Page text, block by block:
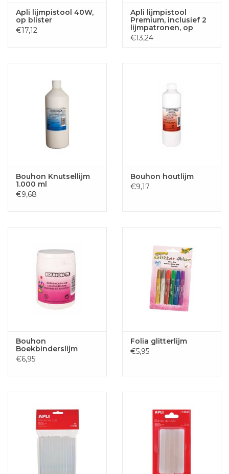
Apli lijmpistool 40W,
op blister
€17,12
Apli lijmpistool
Premium, inclusief 2
lijmpatronen, op
blister
€13,24
Bouhon Knutsellijm
1.000 ml
€9,68
Bouhon houtlijm
€9,17
Bouhon
Boekbinderslijm
€6,95
Folia glitterlijm
€5,95